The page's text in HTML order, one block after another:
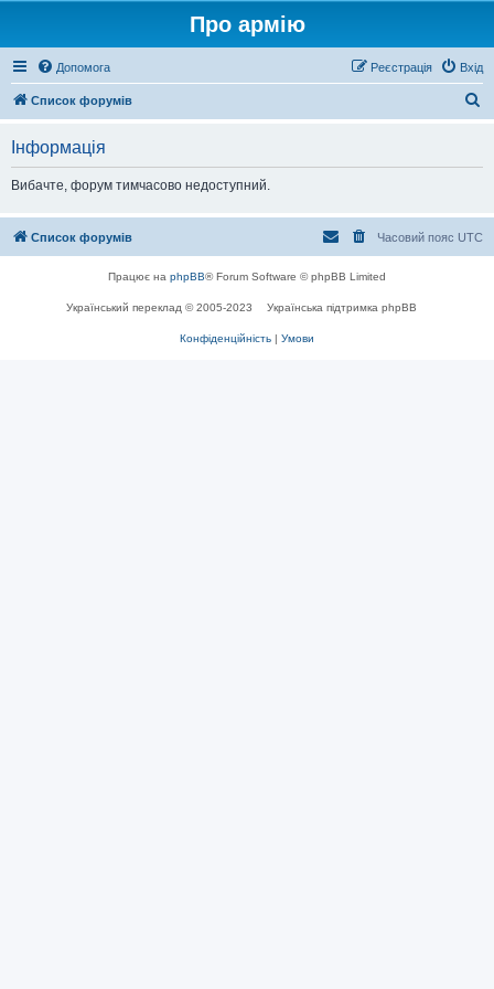
Про армію
Допомога Вхід
Реєстрація
Список форумів
Інформація
Вибачте, форум тимчасово недоступний.
Список форумів Часовий пояс UTC
Працює на phpBB® Forum Software © phpBB Limited
Український переклад © 2005-2023 Українська підтримка phpBB
Конфіденційність | Умови